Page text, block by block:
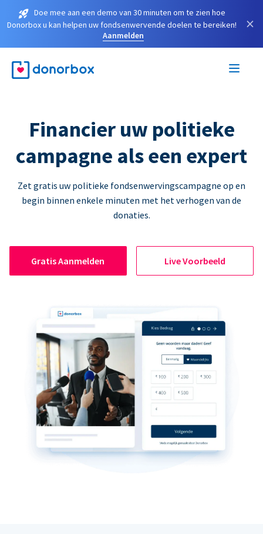
Doe mee aan een demo van 30 minuten om te zien hoe
Donorbox u kan helpen uw fondsenwervende doelen te bereiken!
Aanmelden
×
Financier uw politieke
campagne als een expert
Zet gratis uw politieke fondsenwervingscampagne op en
begin binnen enkele minuten met het verhogen van de
donaties.
Gratis Aanmelden Live Voorbeeld